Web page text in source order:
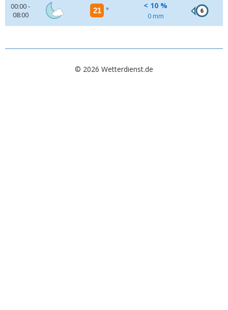
00:00 -
08:00
21 °
< 10 %
0 mm
6
© 2026 Wetterdienst.de